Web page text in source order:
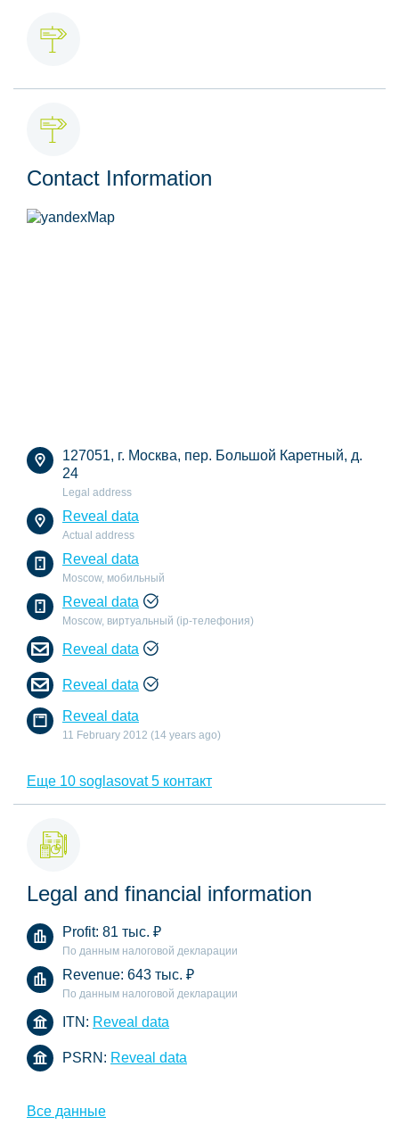
Contact Information
127051, г. Москва, пер. Большой Каретный, д.
24
Legal address
Reveal data
Actual address
Reveal data
Moscow, мобильный
Reveal data
Moscow, виртуальный (ip-телефония)
Reveal data
Reveal data
Reveal data
11 February 2012 (14 years ago)
Еще 10 soglasovat 5 контакт
Legal and financial information
Profit: 81 тыс. ₽
По данным налоговой декларации
Revenue: 643 тыс. ₽
По данным налоговой декларации
ITN: Reveal data
PSRN: Reveal data
Все данные